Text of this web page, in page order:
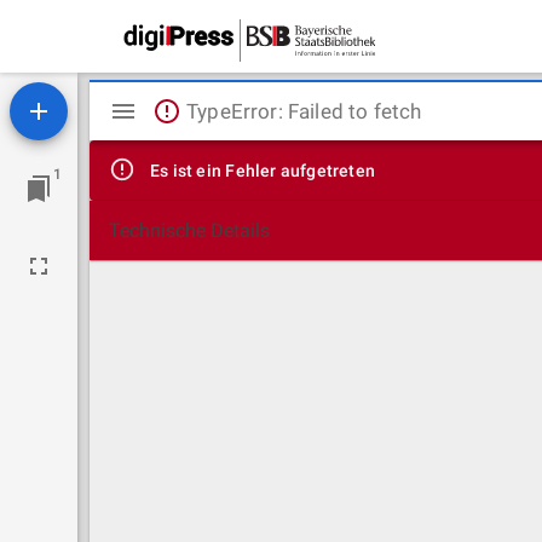
1
Mirador
Viewer
TypeError: Failed to fetch
Es ist ein Fehler aufgetreten
Technische Details